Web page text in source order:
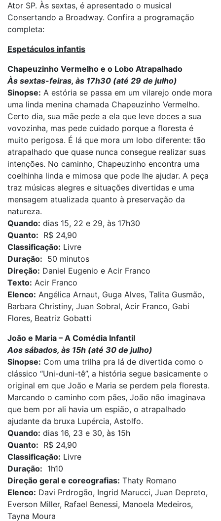
Ator SP. Às sextas, é apresentado o musical
Consertando a Broadway. Confira a programação
completa:
Espetáculos infantis
Chapeuzinho Vermelho e o Lobo Atrapalhado
Às sextas-feiras, às 17h30 (até 29 de julho)
Sinopse: A estória se passa em um vilarejo onde mora
uma linda menina chamada Chapeuzinho Vermelho.
Certo dia, sua mãe pede a ela que leve doces a sua
vovozinha, mas pede cuidado porque a floresta é
muito perigosa. É lá que mora um lobo diferente: tão
atrapalhado que quase nunca consegue realizar suas
intenções. No caminho, Chapeuzinho encontra uma
coelhinha linda e mimosa que pode lhe ajudar. A peça
traz músicas alegres e situações divertidas e uma
mensagem atualizada quanto à preservação da
natureza.
Quando: dias 15, 22 e 29, às 17h30
Quanto: R$ 24,90
Classificação: Livre
Duração: 50 minutos
Direção: Daniel Eugenio e Acir Franco
Texto: Acir Franco
Elenco: Angélica Arnaut, Guga Alves, Talita Gusmão,
Barbara Christiny, Juan Sobral, Acir Franco, Gabi
Flores, Beatriz Gobatti
João e Maria – A Comédia Infantil
Aos sábados, às 15h (até 30 de julho)
Sinopse: Com uma trilha pra lá de divertida como o
clássico “Uni-duni-tê”, a história segue basicamente o
original em que João e Maria se perdem pela floresta.
Marcando o caminho com pães, João não imaginava
que bem por ali havia um espião, o atrapalhado
ajudante da bruxa Lupércia, Astolfo.
Quando: dias 16, 23 e 30, às 15h
Quanto: R$ 24,90
Classificação: Livre
Duração: 1h10
Direção geral e coreografias: Thaty Romano
Elenco: Davi Prdrogão, Ingrid Marucci, Juan Depreto,
Everson Miller, Rafael Benessi, Manoela Medeiros,
Tayna Moura